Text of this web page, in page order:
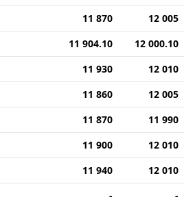
11 870
12 005
11 904.10
12 000.10
11 930
12 010
11 860
12 005
11 870
11 990
11 900
12 010
11 940
12 010
-
-